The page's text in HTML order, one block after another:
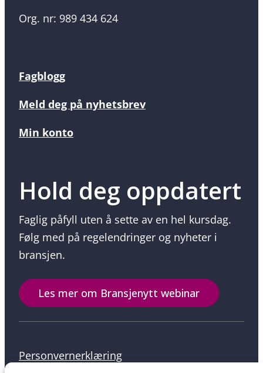
Org. nr: 989 434 624
Fagblogg
Meld deg på nyhetsbrev
Min konto
Hold deg oppdatert
Faglig påfyll uten å sette av en hel kursdag.
Følg med på regelendringer og nyheter i
bransjen.
Les mer om Bransjenytt webinar
Personvernerklæring